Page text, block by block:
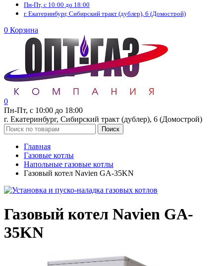
Пн-Пт, с 10:00 до 18:00
г. Екатеринбург, Сибирский тракт (дублер), 6 (Домострой)
0 Корзина
0
Пн-Пт, с 10:00 до 18:00
г. Екатеринбург, Сибирский тракт (дублер), 6 (Домострой)
Поиск
Главная
Газовые котлы
Напольные газовые котлы
Газовый котел Navien GA-35KN
Газовый котел Navien GA-
35KN